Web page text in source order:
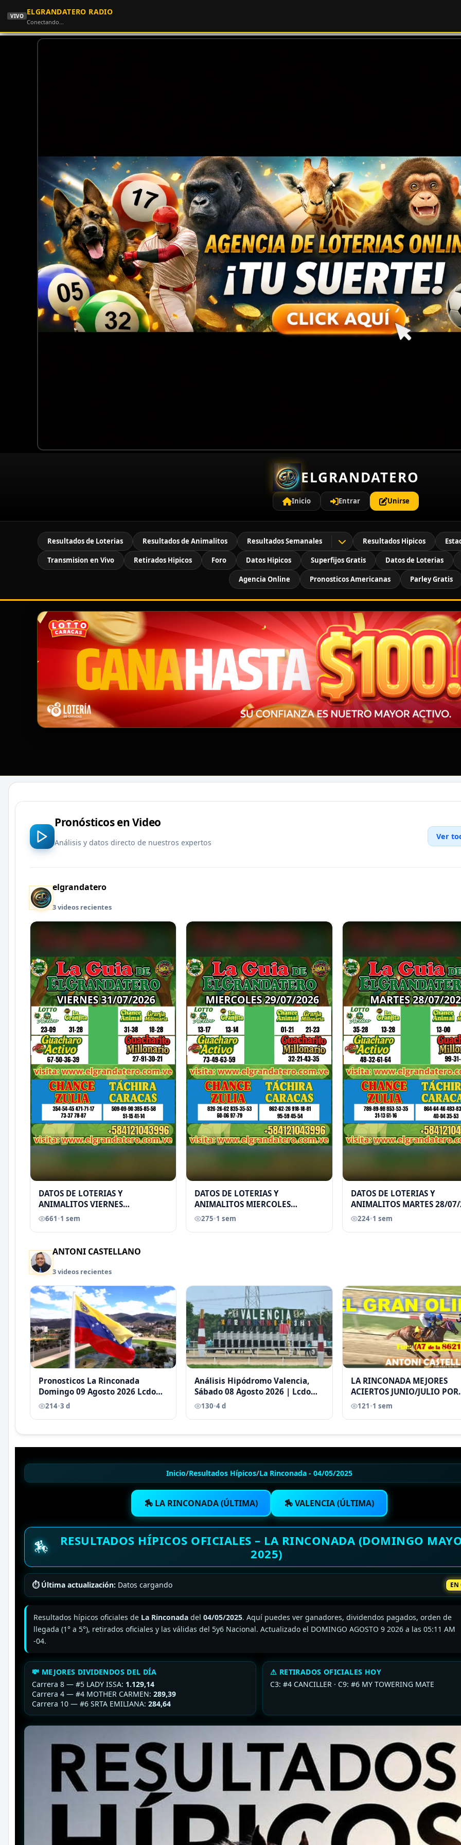
VIVO ELGRANDATERO RADIO
Conectando…
ELGRANDATERO
Inicio Entrar Unirse
Resultados de Loterias Resultados de Animalitos Resultados Semanales Resultados Hipicos
Transmision en Vivo Retirados Hipicos Foro Datos Hipicos Superfijos Gratis Datos de Loterias
Agencia Online Pronosticos Americanas Parley Gratis
Pronósticos en Video
Análisis y datos directo de nuestros expertos
Ver
elgrandatero
3 videos recientes
DATOS DE LOTERIAS Y
ANIMALITOS VIERNES
31/07/2026
661•1 sem
DATOS DE LOTERIAS Y
ANIMALITOS MIERCOLES
29/07/2026 ELGRANDATERO JOSE
275•1 sem
DATOS DE LOTERIAS Y
ANIMALITOS MARTES 28/07/
ELGRANDATERO JOSE EREU
224•1 sem
ANTONI CASTELLANO
3 videos recientes
Pronosticos La Rinconada
Domingo 09 Agosto 2026 Lcdo
Antoni Castellano
214•3 d
Análisis Hipódromo Valencia,
Sábado 08 Agosto 2026 | Lcdo
Antoni Castellano |
130•4 d
LA RINCONADA MEJORES
ACIERTOS JUNIO/JULIO POR
ANTONI CASTELLANO
121•1 sem
Inicio/Resultados Hípicos/La Rinconada - 04/05/2025
🏇 LA RINCONADA (ÚLTIMA) 🏇 VALENCIA (ÚLTIMA)
🏇
RESULTADOS HÍPICOS OFICIALES – LA RINCONADA (DOMINGO
2025)
⏱ Última actualización: Datos cargando EN
Resultados hípicos oficiales de La Rinconada del 04/05/2025. Aquí puedes ver ganadores, dividendos pagados, orden de
llegada (1° a 5°), retirados oficiales y las válidas del 5y6 Nacional. Actualizado el DOMINGO AGOSTO 9 2026 a las 05:11 AM
-04.
💸 MEJORES DIVIDENDOS DEL DÍA
Carrera 8 — #5 LADY ISSA: 1.129,14
Carrera 4 — #4 MOTHER CARMEN: 289,39
Carrera 10 — #6 SRTA EMILIANA: 284,64
⚠ RETIRADOS OFICIALES HOY
C3: #4 CANCILLER · C9: #6 MY TOWERING MATE